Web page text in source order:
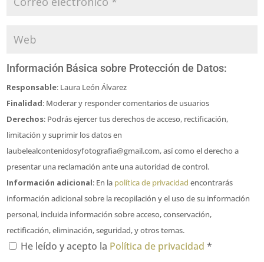
Información Básica sobre Protección de Datos:
Responsable: Laura León Álvarez
Finalidad: Moderar y responder comentarios de usuarios
Derechos: Podrás ejercer tus derechos de acceso, rectificación,
limitación y suprimir los datos en
laubelealcontenidosyfotografia@gmail.com, así como el derecho a
presentar una reclamación ante una autoridad de control.
Información adicional: En la política de privacidad encontrarás
información adicional sobre la recopilación y el uso de su información
personal, incluida información sobre acceso, conservación,
rectificación, eliminación, seguridad, y otros temas.
He leído y acepto la Política de privacidad*